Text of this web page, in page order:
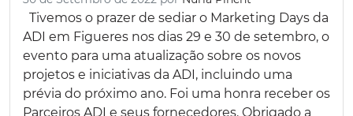
Tivemos o prazer de sediar o Marketing Days da
ADI em Figueres nos dias 29 e 30 de setembro, o
evento para uma atualização sobre os novos
projetos e iniciativas da ADI, incluindo uma
prévia do próximo ano. Foi uma honra receber os
Parceiros ADI e seus fornecedores. Obrigado a